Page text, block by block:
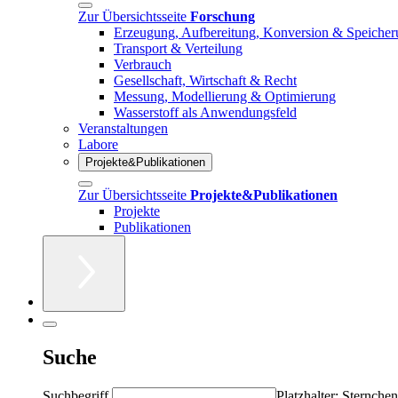
Zur Übersichtsseite Forschung
Erzeugung, Aufbereitung, Konversion &
Transport & Verteilung
Verbrauch
Gesellschaft, Wirtschaft & Recht
Messung, Modellierung & Optimierung
Wasserstoff als Anwendungsfeld
Veranstaltungen
Labore
Projekte&Publikationen
Zur Übersichtsseite Projekte&Publikationen
Projekte
Publikationen
Suche